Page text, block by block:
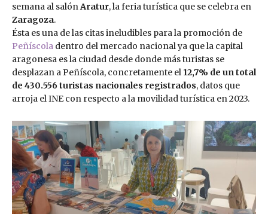
semana al salónAratur, la feria turística que se celebra en
Zaragoza.
Ésta es una de las citas ineludibles para la promoción de
Peñíscola dentro del mercado nacional ya que la capital
aragonesa es la ciudad desde donde más turistas se
desplazan a Peñíscola, concretamente el 12,7% de un total
de 430.556 turistas nacionales registrados, datos que
arroja el INE con respecto a la movilidad turística en 2023.